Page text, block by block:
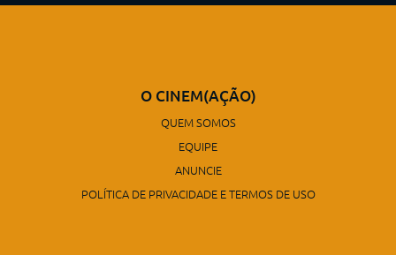
O CINEM(AÇÃO)
QUEM SOMOS
EQUIPE
ANUNCIE
POLÍTICA DE PRIVACIDADE E TERMOS DE USO